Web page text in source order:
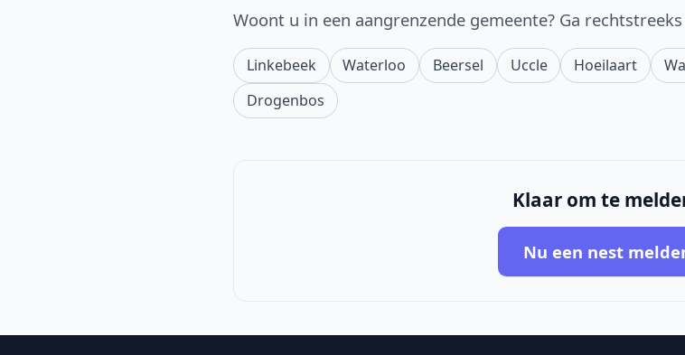
Woont u in een aangrenzende gemeente? Ga
Linkebeek Waterloo Beersel Uccle Hoeilaart
Drogenbos
Klaar om te
Nu een nest